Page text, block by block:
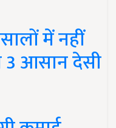
में नहीं
3 आसान देसी